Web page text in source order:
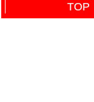
TOP